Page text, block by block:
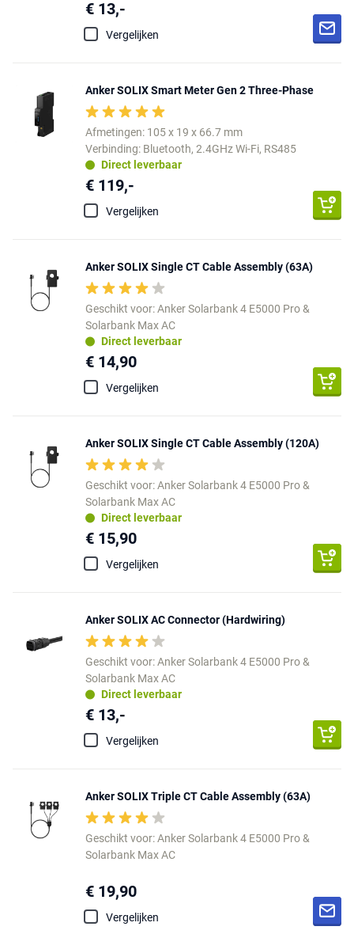
€ 13,-
Vergelijken
Anker SOLIX Smart Meter Gen 2 Three-Phase
Afmetingen: 105 x 19 x 66.7 mm
Verbinding: Bluetooth, 2.4GHz Wi-Fi, RS485
Direct leverbaar
€ 119,-
Vergelijken
Anker SOLIX Single CT Cable Assembly (63A)
Geschikt voor: Anker Solarbank 4 E5000 Pro &
Solarbank Max AC
Direct leverbaar
€ 14,90
Vergelijken
Anker SOLIX Single CT Cable Assembly (120A)
Geschikt voor: Anker Solarbank 4 E5000 Pro &
Solarbank Max AC
Direct leverbaar
€ 15,90
Vergelijken
Anker SOLIX AC Connector (Hardwiring)
Geschikt voor: Anker Solarbank 4 E5000 Pro &
Solarbank Max AC
Direct leverbaar
€ 13,-
Vergelijken
Anker SOLIX Triple CT Cable Assembly (63A)
Geschikt voor: Anker Solarbank 4 E5000 Pro &
Solarbank Max AC
€ 19,90
Vergelijken